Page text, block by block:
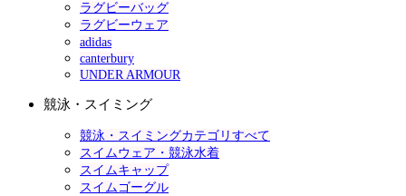
ラグビーバッグ
ラグビーウェア
adidas
canterbury
UNDER ARMOUR
競泳・スイミング
競泳・スイミングカテゴリすべて
スイムウェア・競泳水着
スイムキャップ
スイムゴーグル